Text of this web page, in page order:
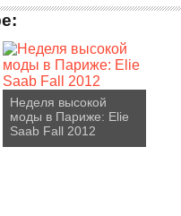
Неделя высокой
моды в Париже: Elie
Saab Fall 2012